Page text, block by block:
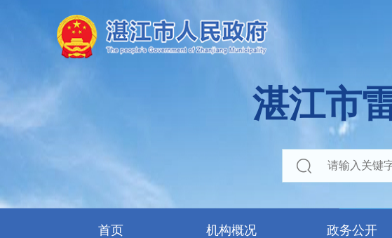
湛江市
首页 机构概况 政务公开